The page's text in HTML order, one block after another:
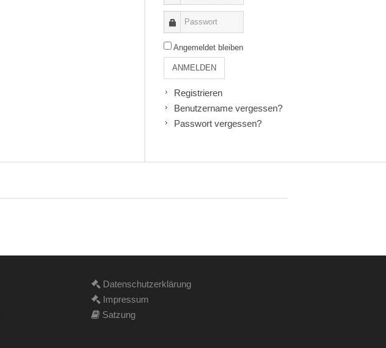
Angemeldet bleiben
ANMELDEN
Registrieren
Benutzername vergessen?
Passwort vergessen?
Datenschutzerklärung
Impressum
Satzung